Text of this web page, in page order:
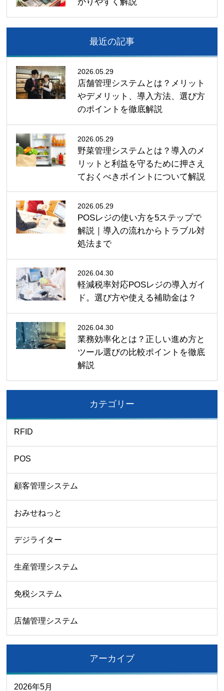
最近の記事
2026.05.29
店舗管理システムとは？メリット
やデメリット、導入方法、選び方
のポイントを徹底解説
2026.05.29
野菜管理システムとは？導入のメ
リットと利益を守るために押さえ
ておくべきポイントについて解説
2026.05.29
POSレジの使い方を5ステップで
解説｜導入の流れからトラブル対
処法まで
2026.04.30
軽減税率対応POSレジの導入ガイ
ド。選び方や使える補助金は？
2026.04.30
業務効率化とは？正しい進め方と
ツール選びの比較ポイントを徹底
解説
カテゴリー
RFID
POS
顧客管理システム
おみせねっと
デジライター
生産管理システム
免税システム
店舗管理システム
アーカイブ
2026年5月